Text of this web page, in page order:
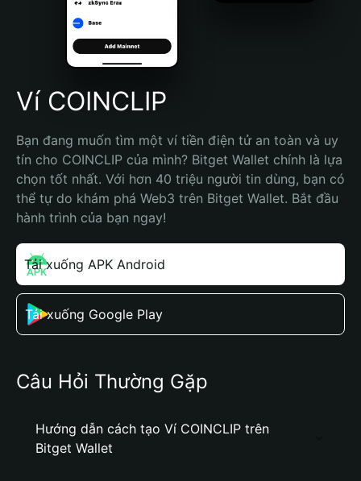
Português (Brasil)
Español (Argentina)
Ví COINCLIP
Bạn đang muốn tìm một ví tiền điện tử an toàn và uy
tín cho COINCLIP của mình? Bitget Wallet chính là lựa
chọn tốt nhất. Với hơn 40 triệu người tin dùng, bạn có
thể tự do khám phá Web3 trên Bitget Wallet. Bắt đầu
hành trình của bạn ngay!
Tải xuống APK Android
Tải xuống Google Play
Câu Hỏi Thường Gặp
Hướng dẫn cách tạo Ví COINCLIP trên
Bitget Wallet